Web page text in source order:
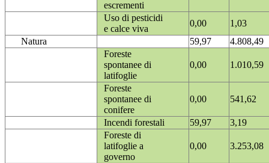
escrementi
Uso di pesticidi
e calce viva
0,00
1,03
Natura
59,97
4.808,49
Foreste
spontanee di
latifoglie
0,00 1.010,59
Foreste
spontanee di
conifere
0,00 541,62
Incendi forestali 59,97
3,19
Foreste di
latifoglie a
governo
0,00 3.253,08